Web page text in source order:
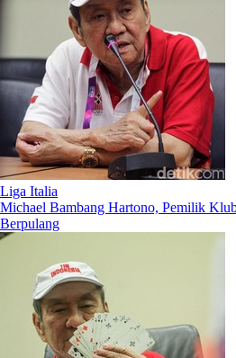
Liga Italia
Michael Bambang Hartono, Pemilik
Berpulang